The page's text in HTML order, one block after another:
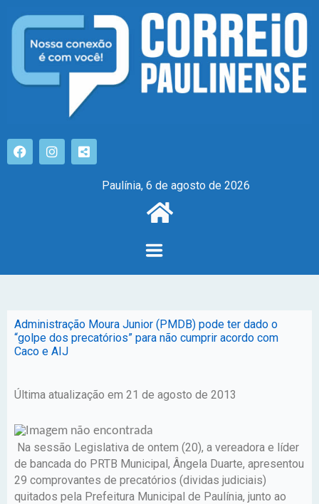
Paulínia, 6 de agosto de 2026
Administração Moura Junior (PMDB) pode ter dado o
“golpe dos precatórios” para não cumprir acordo com
Caco e AIJ
Última atualização em 21 de agosto de 2013
Na sessão Legislativa de ontem (20), a vereadora e líder
de bancada do PRTB Municipal, Ângela Duarte, apresentou
29 comprovantes de precatórios (dividas judiciais)
quitados pela Prefeitura Municipal de Paulínia, junto ao